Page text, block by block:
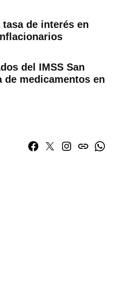
de interés en
del IMSS San
de medicamentos en
Facebook
TwitterInstagram
issuu